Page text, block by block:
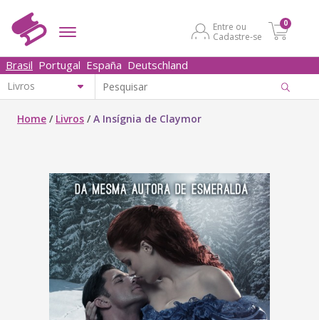
Entre ou
Cadastre-se
0
Brasil Portugal España Deutschland
Home / Livros /A Insígnia de Claymor